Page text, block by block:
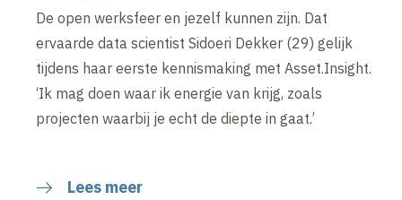
De open werksfeer en jezelf kunnen zijn. Dat
ervaarde data scientist Sidoeri Dekker (29) gelijk
tijdens haar eerste kennismaking met Asset.Insight.
‘Ik mag doen waar ik energie van krijg, zoals
projecten waarbij je echt de diepte in gaat.’
Lees meer